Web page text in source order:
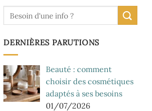
DERNIÈRES PARUTIONS
Beauté : comment
choisir des cosmétiques
adaptés à ses besoins
01/07/2026